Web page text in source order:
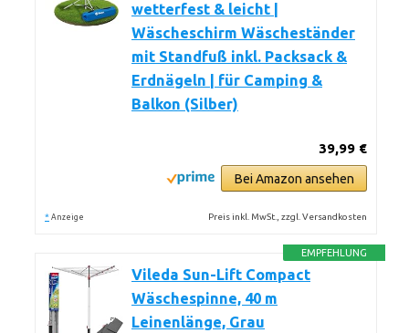
wetterfest & leicht |
Wäscheschirm Wäscheständer
mit Standfuß inkl. Packsack &
Erdnägeln | für Camping &
Balkon (Silber)
39,99 €
Bei Amazon ansehen
* Anzeige Preis inkl. MwSt., zzgl. Versandkosten
EMPFEHLUNG
Vileda Sun-Lift Compact
Wäschespinne, 40 m
Leinenlänge, Grau